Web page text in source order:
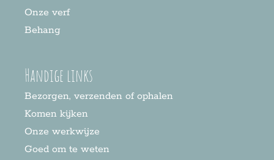
Onze verf
Behang
Handige links
Bezorgen, verzenden of ophalen
Komen kijken
Onze werkwijze
Goed om te weten